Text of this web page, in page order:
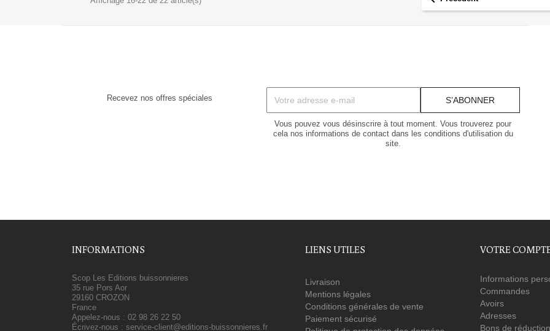
Recevez nos offres spéciales
Vous pouvez vous désinscrire à tout moment. Vous trouverez pour
cela nos informations de contact dans les conditions d'utilisation du
site.
INFORMATIONS
Scop Les Editions buissonnieres
35 rue Pors Aor
29160 CROZON
France
Appelez-nous : 02 98 26 22 50
Écrivez-nous : service-client@editions-buissonnieres.fr
LIENS UTILES
Livraison
Mentions légales
Conditions générales de vente
Paiement sécurisé
VOTRE
Informations
Commandes
Avoirs
Adresses
Bons de réduction